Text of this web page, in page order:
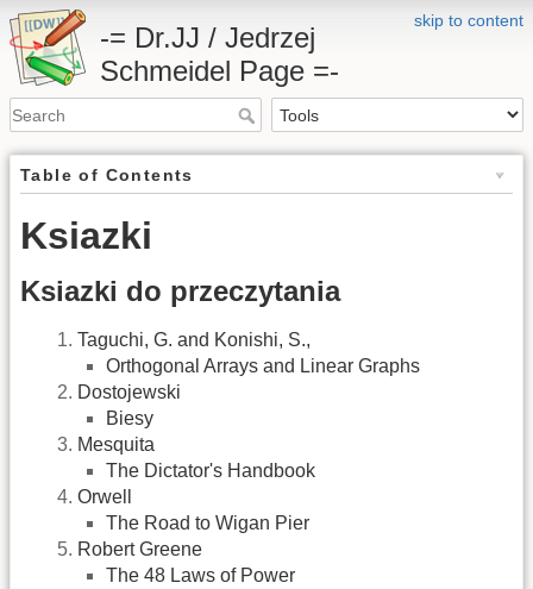
skip to content
-= Dr.JJ / Jedrzej
Schmeidel Page =-
Table of Contents
Ksiazki
Ksiazki do przeczytania
Taguchi, G. and Konishi, S.,
Orthogonal Arrays and Linear Graphs
Dostojewski
Biesy
Mesquita
The Dictator's Handbook
Orwell
The Road to Wigan Pier
Robert Greene
The 48 Laws of Power